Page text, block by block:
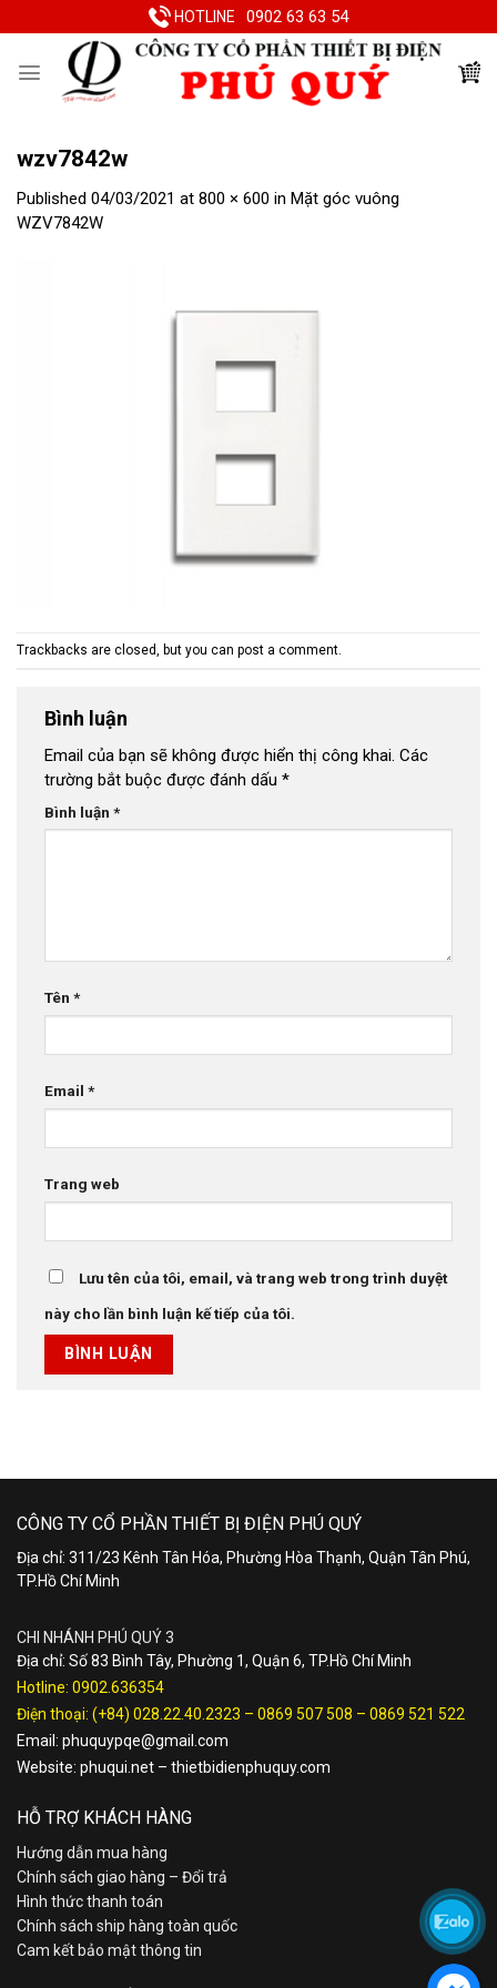
to
HOTLINE 0902 63 63 54
wzv7842w
Published 04/03/2021 at 800 × 600 in Mặt góc vuông
WZV7842W
Trackbacks are closed, but you can post a comment.
Bình luận
Email của bạn sẽ không được hiển thị công khai. Các
trường bắt buộc được đánh dấu *
Bình luận *
Tên *
Email *
Trang web
Lưu tên của tôi, email, và trang web trong trình duyệt
này cho lần bình luận kế tiếp của tôi.
CÔNG TY CỔ PHẦN THIẾT BỊ ĐIỆN PHÚ QUÝ
Địa chỉ: 311/23 Kênh Tân Hóa, Phường Hòa Thạnh, Quận Tân Phú,
TP.Hồ Chí Minh
CHI NHÁNH PHÚ QUÝ 3
Địa chỉ: Số 83 Bình Tây, Phường 1, Quận 6, TP.Hồ Chí Minh
Hotline: 0902.636354
Điện thoại: (+84) 028.22.40.2323 – 0869 507 508 – 0869 521 522
Email: phuquypqe@gmail.com
Website: phuqui.net – thietbidienphuquy.com
HỖ TRỢ KHÁCH HÀNG
Hướng dẫn mua hàng
Chính sách giao hàng – Đổi trả
Hình thức thanh toán
Chính sách ship hàng toàn quốc
Cam kết bảo mật thông tin